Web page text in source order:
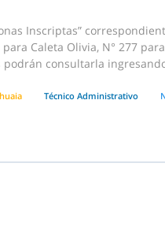
Inscriptas”
Caleta Olivia, N° 277
podrán consultarla
Técnico Administrativo